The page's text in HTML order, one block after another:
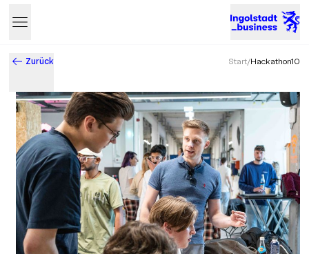
Zurück Start/Hackathon10
Business & Innovation in Ingolstadt – Der Standort mit